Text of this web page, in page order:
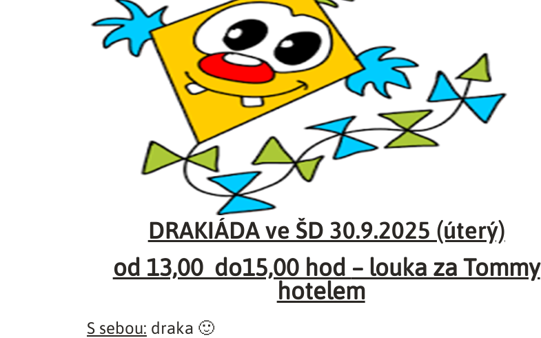
DRAKIÁDA ve ŠD 30.9.2025 (úterý)
od 13,00 do15,00 hod – louka za Tommy
hotelem
S sebou: draka 🙂